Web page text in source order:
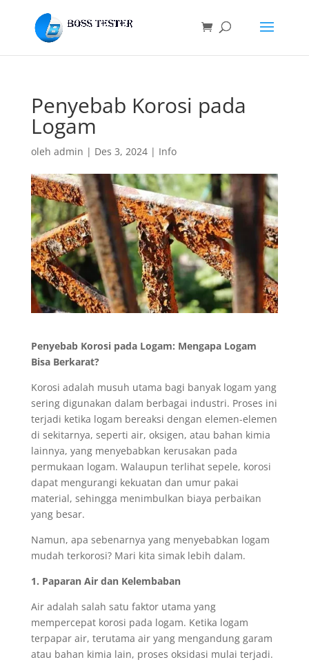
Penyebab Korosi pada
Logam
oleh admin | Des 3, 2024| Info
Penyebab Korosi pada Logam: Mengapa Logam
Bisa Berkarat?
Korosi adalah musuh utama bagi banyak logam yang
sering digunakan dalam berbagai industri. Proses ini
terjadi ketika logam bereaksi dengan elemen-elemen
di sekitarnya, seperti air, oksigen, atau bahan kimia
lainnya, yang menyebabkan kerusakan pada
permukaan logam. Walaupun terlihat sepele, korosi
dapat mengurangi kekuatan dan umur pakai
material, sehingga menimbulkan biaya perbaikan
yang besar.
Namun, apa sebenarnya yang menyebabkan logam
mudah terkorosi? Mari kita simak lebih dalam.
1. Paparan Air dan Kelembaban
Air adalah salah satu faktor utama yang
mempercepat korosi pada logam. Ketika logam
terpapar air, terutama air yang mengandung garam
atau bahan kimia lain, proses oksidasi mulai terjadi.